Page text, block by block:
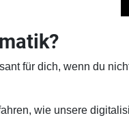
für dich, wenn du
wie unsere